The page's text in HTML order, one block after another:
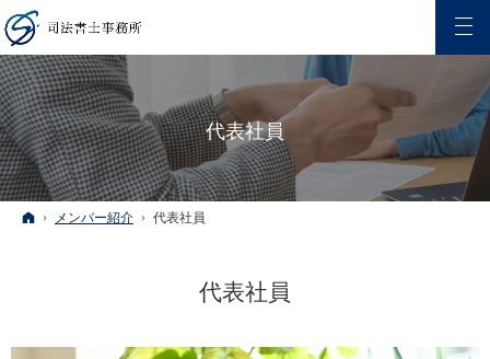
代表社員
ホーム
メンバー紹介 代表社員
代表社員